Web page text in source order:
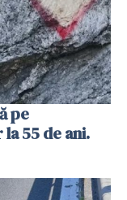
pe
55 de ani.